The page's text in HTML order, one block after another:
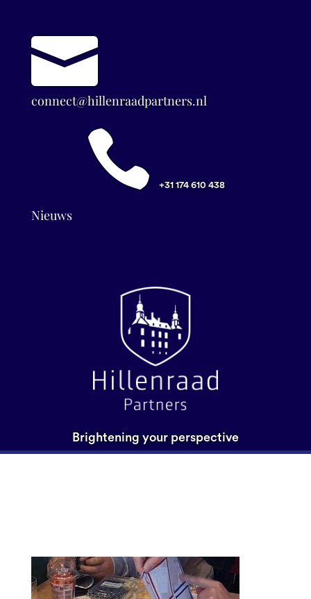

connect@hillenraadpartners.nl
 +31 174 610 438
Nieuws
Brightening your perspective